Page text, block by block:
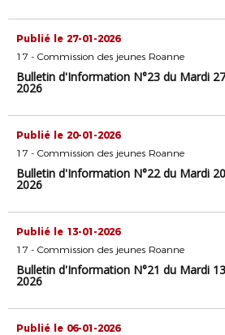
Publié le 27-01-2026
17 - Commission des jeunes Roanne
Bulletin d'Information N°23 du Mardi
2026
Publié le 20-01-2026
17 - Commission des jeunes Roanne
Bulletin d'Information N°22 du Mardi
2026
Publié le 13-01-2026
17 - Commission des jeunes Roanne
Bulletin d'Information N°21 du Mardi
2026
Publié le 06-01-2026